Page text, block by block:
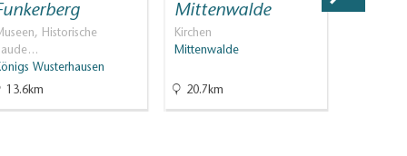
Historische
Wusterhausen
13.6km
Mittenwalde
Kirchen
Mittenwalde
20.7km
durch